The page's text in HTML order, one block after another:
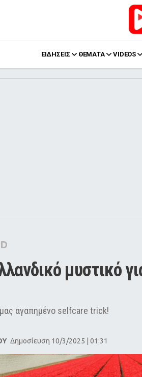
ΕΙΔΗΣΕΙΣ ΘΕΜΑΤΑ VIDEOS
μυστικό
αγαπημένο selfcare trick!
Δημοσίευση 10/3/2025 | 01:31